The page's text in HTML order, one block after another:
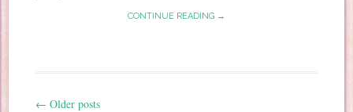
CONTINUE READING →
← Older posts